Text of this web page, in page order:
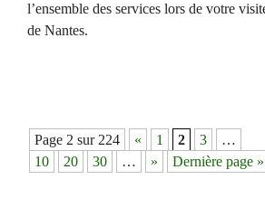
l’ensemble des services lors de votre
de Nantes.
Navigation
des
Page 2 sur 224 « 1 2 3
…
10
20 30 … » Dernière page »